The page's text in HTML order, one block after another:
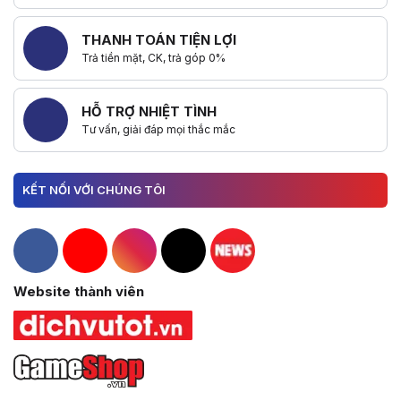
THANH TOÁN TIỆN LỢI
Trả tiền mặt, CK, trả góp 0%
HỖ TRỢ NHIỆT TÌNH
Tư vấn, giải đáp mọi thắc mắc
KẾT NỐI VỚI CHÚNG TÔI
Hacom Facebook
Hacom YouTube
Hacom Instagram
Hacom TikTok
Website thành viên